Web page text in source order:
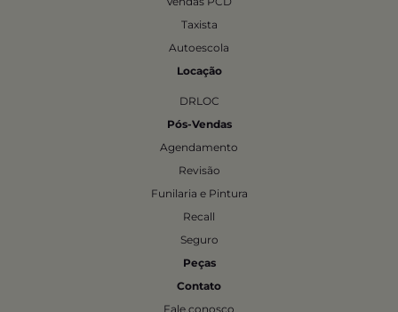
Taxista
Autoescola
Locação
DRLOC
Pós-Vendas
Agendamento
Revisão
Funilaria e Pintura
Recall
Seguro
Peças
Contato
Fale conosco